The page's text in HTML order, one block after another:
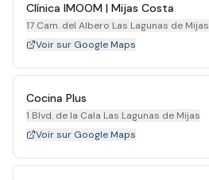
Clínica IMOOM | Mijas Costa
17 Cam. del Albero Las Lagunas de Mijas
Voir sur Google Maps
Cocina Plus
1 Blvd. de la Cala Las Lagunas de Mijas
Voir sur Google Maps